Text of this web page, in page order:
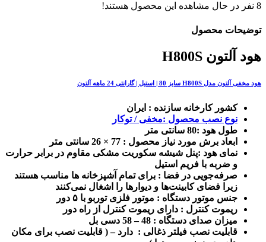
8 نفر در حال مشاهده این محصول هستند!
توضیحات محصول
هود آلتون H800S
هود مخفی آلتون مدل H800S سایز 80 | استیل | گارانتی 24 ماهه آلتون
کشور کارخانه سازنده : ایران
نوع نصب محصول :مخفی / توکار
طول هود :80 سانتی متر
ابعاد برش مورد نیاز محصول : 77 × 26 سانتی متر
نمای هود :پنل شیشه سکوریت مشکی مقاوم در برابر حرارت
و ضربه با فریم استیل
صرفه‌جویی در فضا : برای تمام آشپزخانه ها مناسب هستند
زیرا فضای کابینت‌ها و دیوارها را اشغال نمی‌کنند
جنس موتور دستگاه : موتور فلزی توربو با ۵ دور
ریموت کنترل : دارای ریموت کنترل از راه دور
میزان صدای دستگاه : 48 – 58 دسی بل
قابلیت نصب فیلتر ذغالی : دارد – ( قابلیت نصب برای مکان